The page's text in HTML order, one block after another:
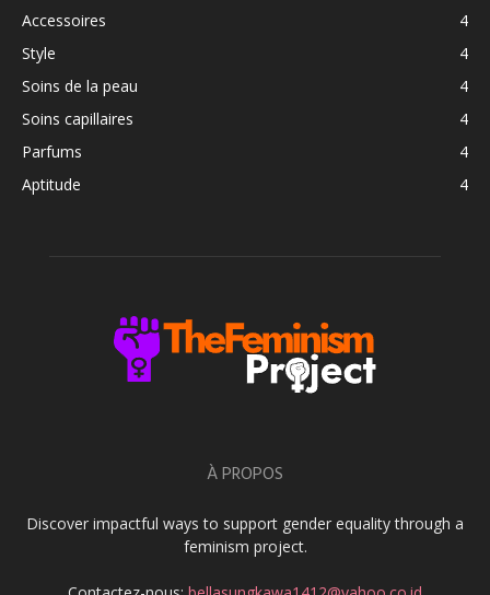
Accessoires
4
Style
4
Soins de la peau
4
Soins capillaires
4
Parfums
4
Aptitude
4
À PROPOS
Discover impactful ways to support gender equality through a
feminism project.